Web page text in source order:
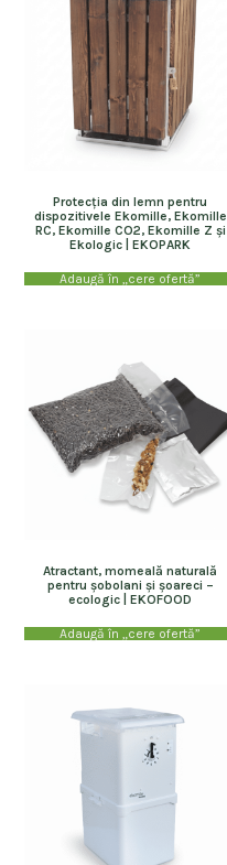
Protecția din lemn pentru
dispozitivele Ekomille, Ekomille
RC, Ekomille CO2, Ekomille Z și
Ekologic | EKOPARK
Adaugă în „cere ofertă”
Atractant, momeală naturală
pentru șobolani și șoareci –
ecologic | EKOFOOD
Adaugă în „cere ofertă”